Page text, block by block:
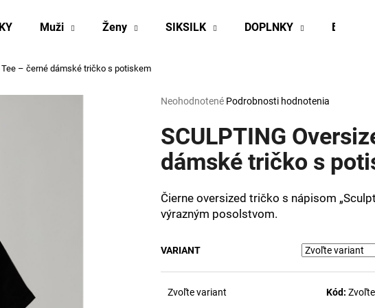
Muži Ženy SIKSILK DOPLNKY
Tee – černé dámské tričko s potiskem
Priemerné
produktu
je
0,0
z
hviezdičiek.
Neohodnotené Podrobnosti hodnotenia
SCULPTING
dámské tričko s
Čierne oversized tričko s nápisom
výrazným posolstvom.
VARIANT
Zvoľte variant Kód:
Čo potrebujete nájsť?
HĽADAŤ